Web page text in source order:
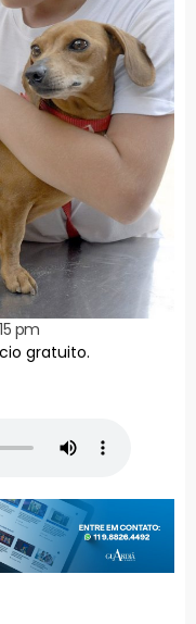
pm
gratuito.